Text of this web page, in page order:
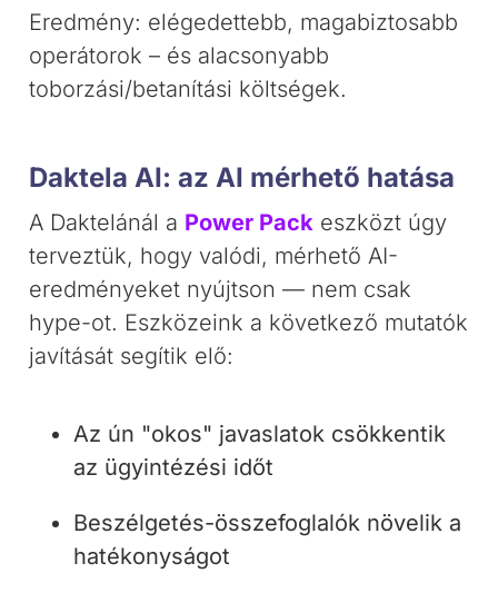
Eredmény: elégedettebb, magabiztosabb
operátorok – és alacsonyabb
toborzási/betanítási költségek.
Daktela AI: az AI mérhető hatása
A Daktelánál a Power Pack eszközt úgy
terveztük, hogy valódi, mérhető AI-
eredményeket nyújtson — nem csak
hype-ot. Eszközeink a következő mutatók
javítását segítik elő:
Az ún "okos" javaslatok csökkentik
az ügyintézési időt
Beszélgetés-összefoglalók növelik a
hatékonyságot